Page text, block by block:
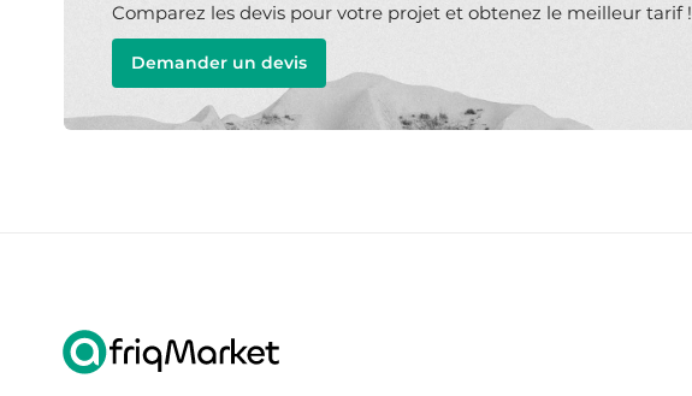
Comparez les devis pour votre projet et obtenez le meilleur tarif !
Demander un devis